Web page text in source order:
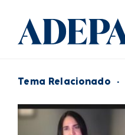
Tema Relacionado ·